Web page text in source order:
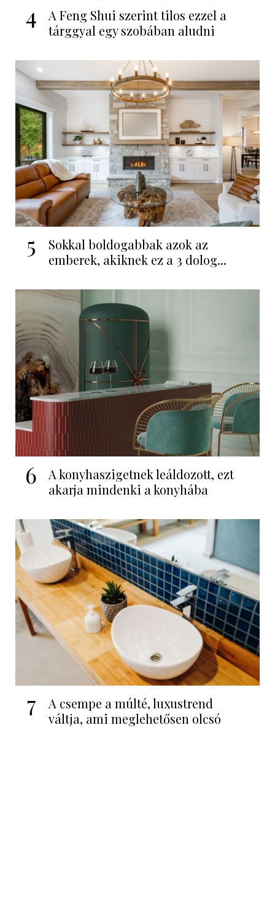
4
A Feng Shui szerint tilos ezzel a
tárggyal egy szobában aludni
5
Sokkal boldogabbak azok az
emberek, akiknek ez a 3 dolog...
6
A konyhaszigetnek leáldozott, ezt
akarja mindenki a konyhába
7
A csempe a múlté, luxustrend
váltja, ami meglehetősen olcsó